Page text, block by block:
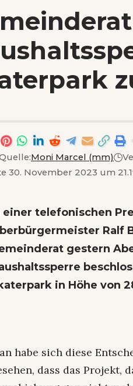
Moni Marcel (mm)
30. November 2023 um
einer telefonischen
Ralf
gestern
in Höhe von
habe sich diese
dass das Projekt,